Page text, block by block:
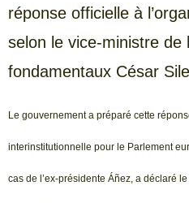
réponse officielle à
selon le vice-ministre
fondamentaux César
Le gouvernement a préparé cette
interinstitutionnelle pour le Parlement
cas de l’ex-présidente Áñez, a déclaré